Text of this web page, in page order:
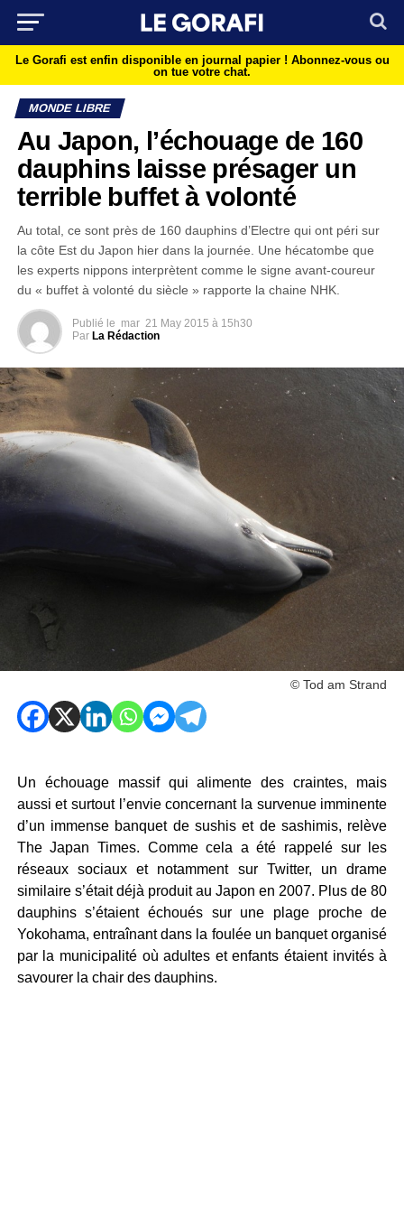
Le Gorafi est enfin disponible en journal papier ! Abonnez-vous ou
on tue votre chat.
MONDE LIBRE
Au Japon, l’échouage de 160
dauphins laisse présager un
terrible buffet à volonté
Au total, ce sont près de 160 dauphins d’Electre qui ont péri sur
la côte Est du Japon hier dans la journée. Une hécatombe que
les experts nippons interprètent comme le signe avant-coureur
du « buffet à volonté du siècle » rapporte la chaine NHK.
Publié le mar 21 May 2015 à 15h30
Par La Rédaction
© Tod am Strand
Un échouage massif qui alimente des craintes, mais
aussi et surtout l’envie concernant la survenue imminente
d’un immense banquet de sushis et de sashimis, relève
The Japan Times. Comme cela a été rappelé sur les
réseaux sociaux et notamment sur Twitter, un drame
similaire s’était déjà produit au Japon en 2007. Plus de 80
dauphins s’étaient échoués sur une plage proche de
Yokohama, entraînant dans la foulée un banquet organisé
par la municipalité où adultes et enfants étaient invités à
savourer la chair des dauphins.